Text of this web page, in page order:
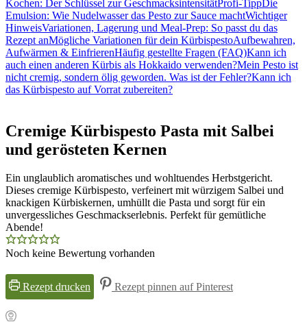
Kochen: Der Schlüssel zur GeschmacksintensitätProfi-TippDie
Emulsion: Wie Nudelwasser das Pesto zur Sauce machtWichtiger
HinweisVariationen, Lagerung und Meal-Prep: So passt du das
Rezept anMögliche Variationen für dein KürbispestoAufbewahren,
Aufwärmen & EinfrierenHäufig gestellte Fragen (FAQ)Kann ich
auch einen anderen Kürbis als Hokkaido verwenden?Mein Pesto ist
nicht cremig, sondern ölig geworden. Was ist der Fehler?Kann ich
das Kürbispesto auf Vorrat zubereiten?
Cremige Kürbispesto Pasta mit Salbei
und gerösteten Kernen
Ein unglaublich aromatisches und wohltuendes Herbstgericht.
Dieses cremige Kürbispesto, verfeinert mit würzigem Salbei und
knackigen Kürbiskernen, umhüllt die Pasta und sorgt für ein
unvergessliches Geschmackserlebnis. Perfekt für gemütliche
Abende!
Noch keine Bewertung vorhanden
Rezept drucken Rezept pinnen auf Pinterest